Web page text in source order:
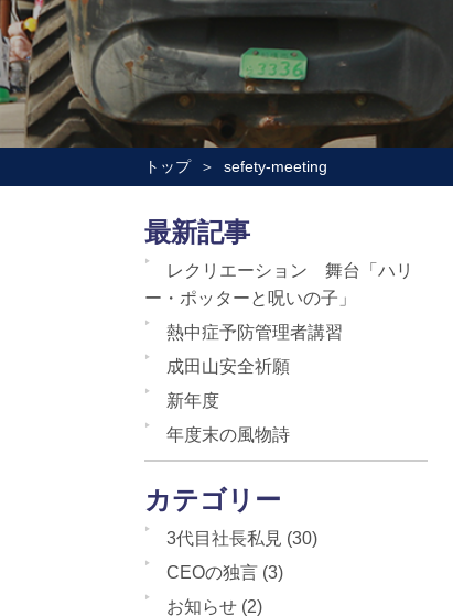
トップ sefety-meeting
最新記事
レクリエーション 舞台「ハリ
ー・ポッターと呪いの子」
熱中症予防管理者講習
成田山安全祈願
新年度
年度末の風物詩
カテゴリー
3代目社長私見 (30)
CEOの独言 (3)
お知らせ (2)